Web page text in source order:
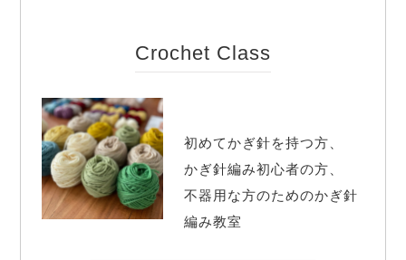
Crochet Class
初めてかぎ針を持つ方、
かぎ針編み初心者の方、
不器用な方のためのかぎ針
編み教室